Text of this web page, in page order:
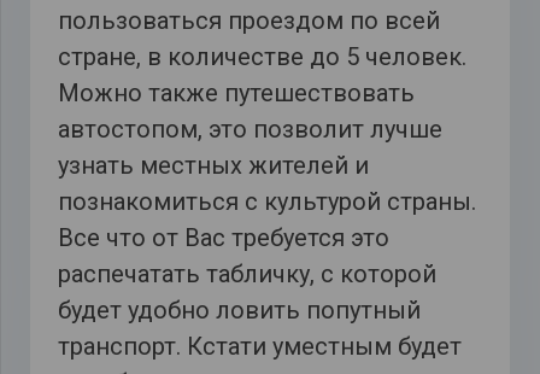
пользоваться проездом по всей
стране, в количестве до 5 человек.
Можно также путешествовать
автостопом, это позволит лучше
узнать местных жителей и
познакомиться с культурой страны.
Все что от Вас требуется это
распечатать табличку, с которой
будет удобно ловить попутный
транспорт. Кстати уместным будет